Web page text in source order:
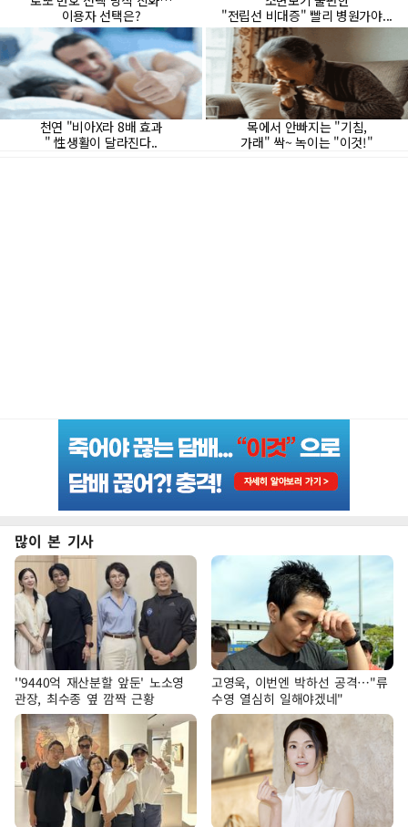
많이 본 기사
''9440억 재산분할 앞둔' 노소영
관장, 최수종 옆 깜짝 근황
고영욱, 이번엔 박하선 공격…"류
수영 열심히 일해야겠네"